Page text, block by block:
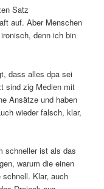
Satz
auf. Aber Menschen
denn ich bin
dass alles dpa sei
sind zig Medien mit
Ansätze und haben
wieder falsch, klar,
schneller ist als das
warum die einen
Klar, auch